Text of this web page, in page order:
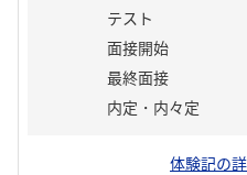
テスト
面接開始
最終面接
内定・内々定
体験記の